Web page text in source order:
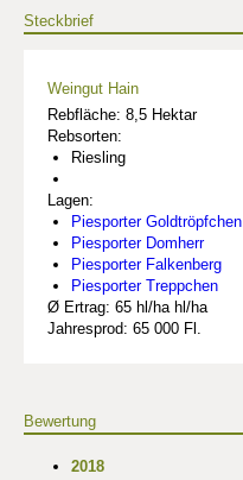
Steckbrief
Weingut Hain
Rebfläche: 8,5 Hektar
Rebsorten:
Riesling
Lagen:
Piesporter Goldtröpfchen
Piesporter Domherr
Piesporter Falkenberg
Piesporter Treppchen
Ø Ertrag: 65 hl/ha hl/ha
Jahresprod: 65 000 Fl.
Bewertung
2018